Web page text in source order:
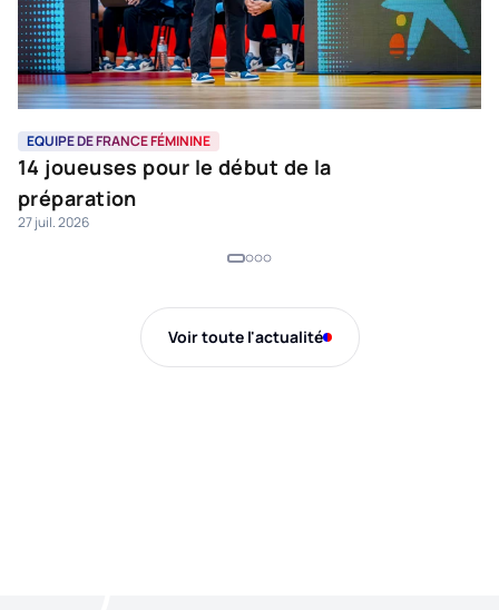
EQUIPE DE FRANCE FÉMININE
14 joueuses pour le début de la
préparation
27 juil. 2026
Voir toute l'actualité